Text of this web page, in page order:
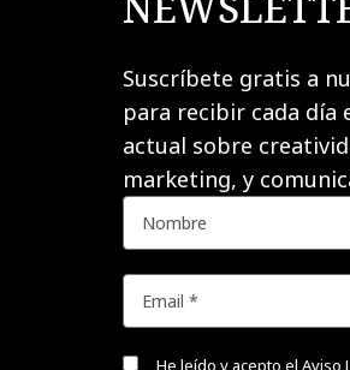
Suscríbete gratis a
para recibir cada día
actual sobre
marketing, y
He leído y acepto el Aviso